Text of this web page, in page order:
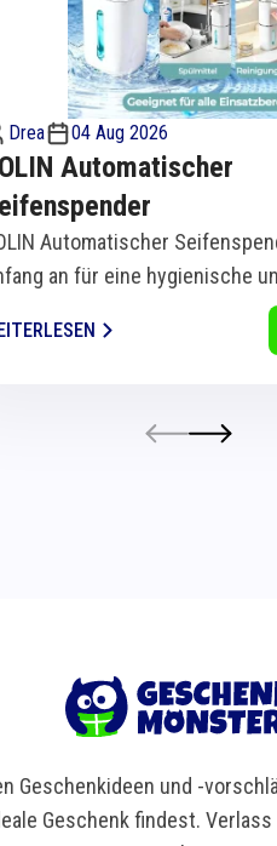
Drea 04 Aug 2026
Automatischer
Automatischer
an für eine hygienische
Handreinigung in
Geschenkideen und -
Geschenk findest.